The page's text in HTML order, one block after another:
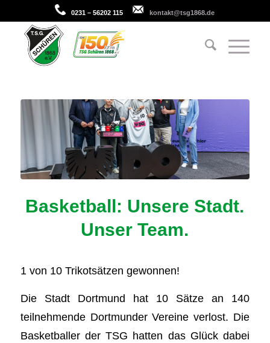
0231 – 56202 115 kontakt@tsg1868.de
Basketball: Unsere Stadt.
Unser Team.
1 von 10 Trikotsätzen gewonnen!
Die Stadt Dortmund hat 10 Sätze an 140
teilnehmende Dortmunder Vereine verlost. Die
Basketballer der TSG hatten das Glück dabei